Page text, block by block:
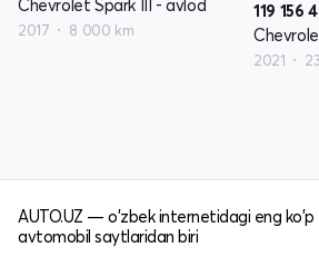
Chevrolet Spark III - avlod
2017 8 000 km
119 156
2021
AUTO.UZ — o'zbek internetidagi eng ko'p
avtomobil saytlaridan biri